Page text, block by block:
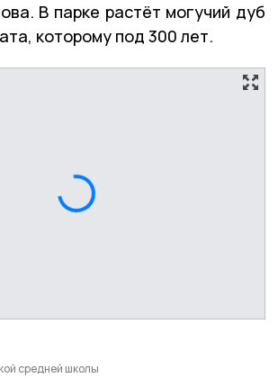
В парке растёт могучий дуб
которому под 300 лет.
средней школы